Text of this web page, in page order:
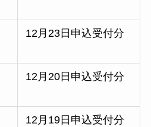
12月23日申込受付分
12月20日申込受付分
12月19日申込受付分